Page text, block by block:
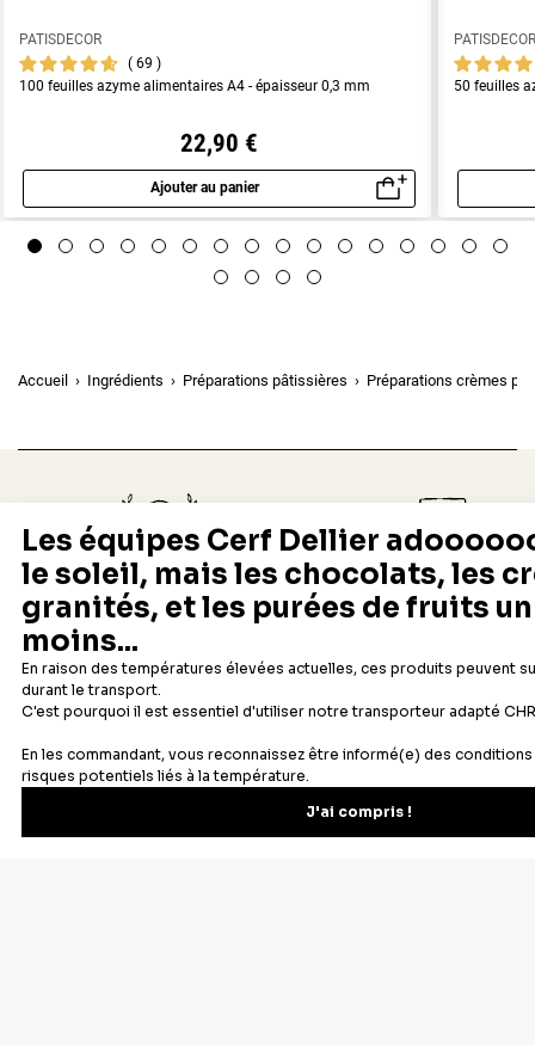
PATISDECOR
69
100 feuilles azyme alimentaires A4 - épaisseur 0,3 mm
22,90 €
Ajouter au panier
Aperçu rapide
50 feuilles
Accueil Ingrédients Préparations pâtissières Préparations crèmes
Depuis 1932
Fabricant français reconnu
Livraison rapide 24/48h
Offerte dès 69 € en point
Newsletter
Recevez les recettes, astuces et offres spéciales.